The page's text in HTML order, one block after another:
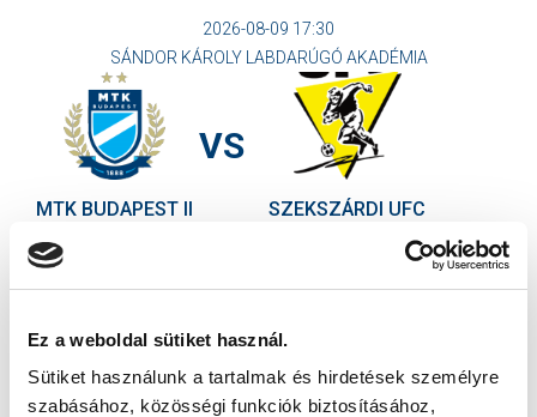
Ez a weboldal sütiket használ.
Sütiket használunk a tartalmak és hirdetések személyre
szabásához, közösségi funkciók biztosításához,
2026-08-09 17:30
SÁNDOR KÁROLY LABDARÚGÓ AKADÉMIA
MTK BUDAPEST II
VS
SZEKSZÁRDI UFC
MTK BUDAPEST HÍRLEVÉL
hírlevelünkre: